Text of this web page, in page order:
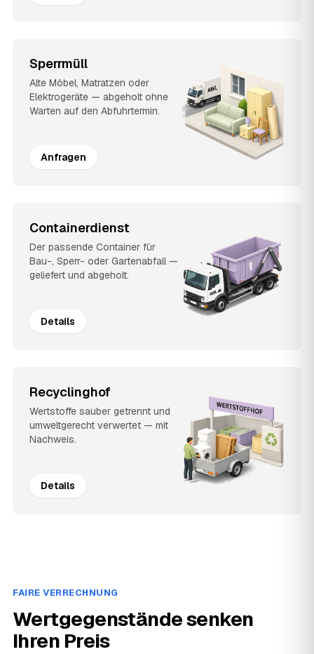
Sperrmüll
Alte Möbel, Matratzen oder
Elektrogeräte — abgeholt ohne
Warten auf den Abfuhrtermin.
Anfragen
Containerdienst
Der passende Container für
Bau-, Sperr- oder Gartenabfall —
geliefert und abgeholt.
Details
Recyclinghof
Wertstoffe sauber getrennt und
umweltgerecht verwertet — mit
Nachweis.
Details
FAIRE VERRECHNUNG
Wertgegenstände senken
Ihren Preis